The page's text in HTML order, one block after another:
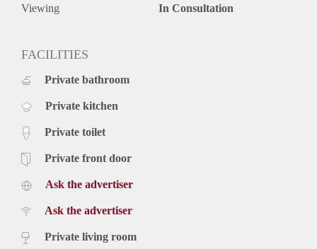
Viewing In Consultation
FACILITIES
Private bathroom
Private kitchen
Private toilet
Private front door
Ask the advertiser
Ask the advertiser
Private living room